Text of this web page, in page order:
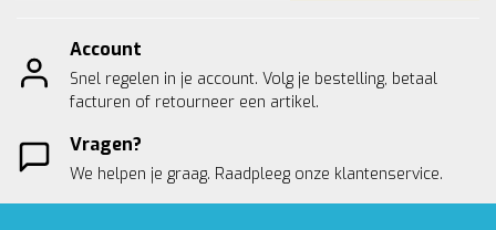
Account
Snel regelen in je account. Volg je bestelling, betaal
facturen of retourneer een artikel.
Vragen?
We helpen je graag. Raadpleeg onze klantenservice.